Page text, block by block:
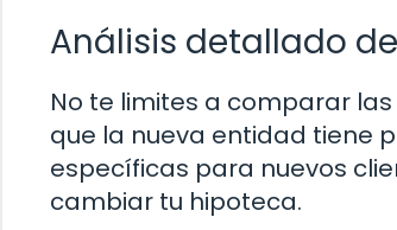
Análisis detallado
No te limites a comparar
que la nueva entidad tiene
específicas para nuevos
cambiar tu hipoteca.